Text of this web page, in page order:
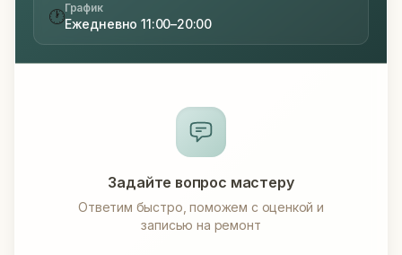
🕐График
Ежедневно 11:00–20:00
Задайте вопрос мастеру
Ответим быстро, поможем с оценкой и
записью на ремонт